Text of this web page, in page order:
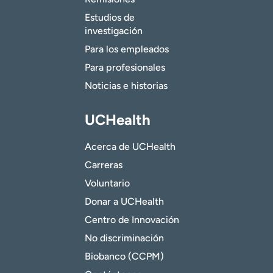
Estudios de
investigación
Para los empleados
Para profesionales
Noticias e historias
UCHealth
Acerca de UCHealth
Carreras
Voluntario
Donar a UCHealth
Centro de Innovación
No discriminación
Biobanco (CCPM)